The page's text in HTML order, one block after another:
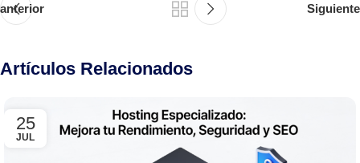
anterior Siguiente
Artículos Relacionados
25
JUL